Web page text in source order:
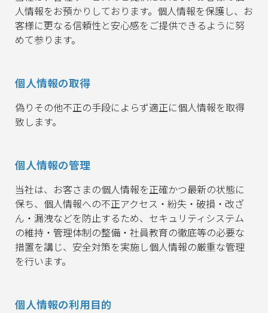
人情報をお預かりしております。個人情報を保護し、お
客様に更なる信頼性と安心感をご提供できるように努
めて参ります。
個人情報の取得
偽りその他不正の手段によらず適正に個人情報を取得
致します。
個人情報の管理
当社は、お客さまの個人情報を正確かつ最新の状態に
保ち、個人情報への不正アクセス・紛失・破損・改ざ
ん・漏洩などを防止するため、セキュリティシステム
の維持・管理体制の整備・社員教育の徹底等の必要な
措置を講じ、安全対策を実施し個人情報の厳重な管理
を行います。
個人情報の利用目的